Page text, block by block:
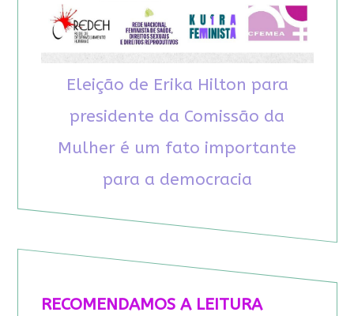
Eleição de Erika Hilton para
presidente da Comissão da
Mulher é um fato importante
para a democracia
RECOMENDAMOS A LEITURA